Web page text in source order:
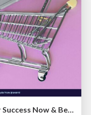
Ecommerce SEO: The Keys for Success Now & Beyond - #SERPConf2024